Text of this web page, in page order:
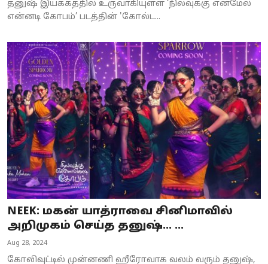
தனுஷ் இயக்கத்தில் உருவாகியுள்ள ‘நிலவுக்கு என்மேல்
என்னடி கோபம்’ படத்தின் 'கோல்ட...
NEEK: மகன் யாத்ராவை சினிமாவில்
அறிமுகம் செய்த தனுஷ்... ...
Aug 28, 2024
கோலிவுட்டில் முன்னணி ஹீரோவாக வலம் வரும் தனுஷ்,